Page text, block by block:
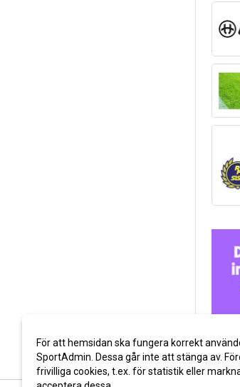
För att hemsidan ska fungera korrekt
SportAdmin. Dessa går inte att stänga av.
frivilliga cookies, t.ex. för statistik eller